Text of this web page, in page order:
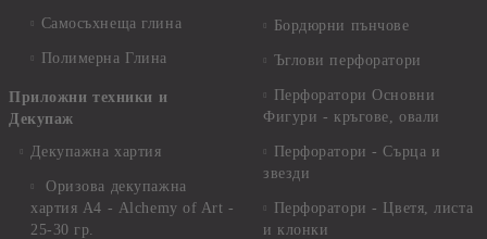
Самосъхнеща глина
Полимерна Глина
Приложни техники и
Декупаж
Декупажна хартия
Оризова декупажна
хартия А4 - Alchemy of Art -
25-30 гр.
Бордюрни пънчове
Ъглови перфоратори
Перфоратори Основни
Фигури - кръгове, овали
Перфоратори - Сърца и
звезди
Перфоратори - Цветя, листа
и клонки